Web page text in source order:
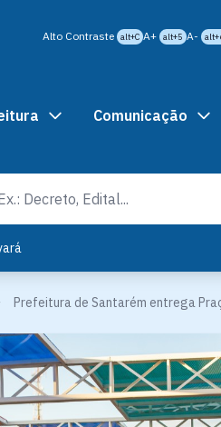
Alto Contraste alt+C A+ alt+5 A-
Comunicação
Prefeitura de Santarém entrega